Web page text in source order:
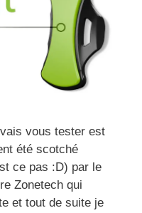
vous tester est
été scotché
ce pas :D) par le
Zonetech qui
et tout de suite je